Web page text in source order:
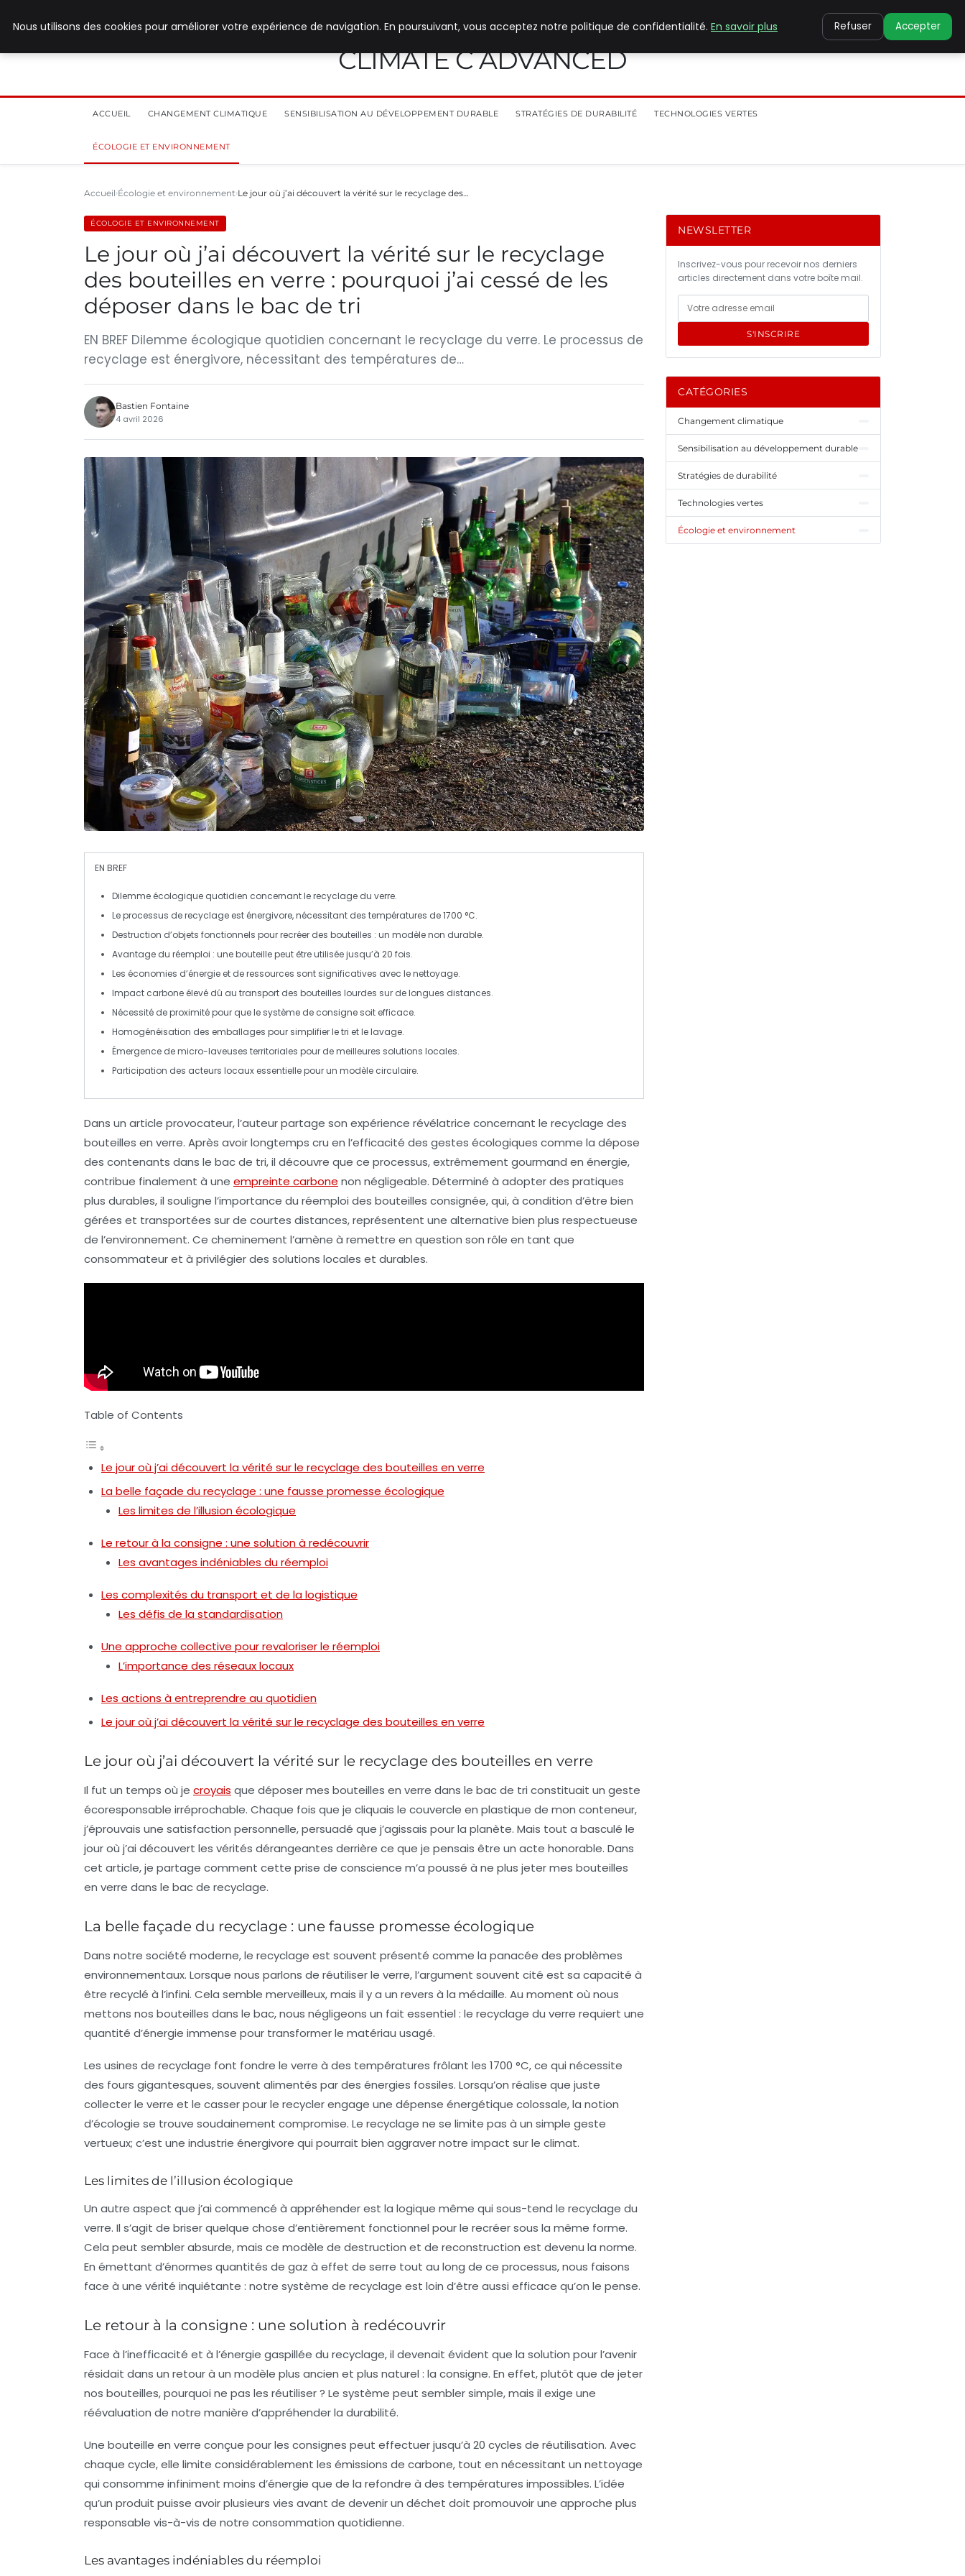
CLIMATE C ADVANCED
ACCUEIL CHANGEMENT CLIMATIQUE SENSIBILISATION AU DÉVELOPPEMENT DURABLE STRATÉGIES DE DURABILITÉ TECHNOLOGIES VERTES
ÉCOLOGIE ET ENVIRONNEMENT
Accueil Écologie et environnement Le jour où j’ai découvert la vérité sur le recyclage des…
ÉCOLOGIE ET ENVIRONNEMENT
Le jour où j’ai découvert la vérité sur le recyclage
des bouteilles en verre : pourquoi j’ai cessé de les
déposer dans le bac de tri
EN BREF Dilemme écologique quotidien concernant le recyclage du verre. Le processus de
recyclage est énergivore, nécessitant des températures de…
Bastien Fontaine
4 avril 2026
EN BREF
Dilemme écologique quotidien concernant le recyclage du verre.
Le processus derecyclage est énergivore, nécessitant des températures de1700 °C.
Destruction d’objets fonctionnels pour recréer des bouteilles : un modèlenon durable.
Avantage du réemploi : une bouteille peut être utilisée jusqu’à 20 fois.
Les économies d’énergie et de ressources sont significatives avec le nettoyage.
Impact carbone élevé dû au transport des bouteilles lourdes sur de longues distances.
Nécessité deproximitépour que le système de consigne soit efficace.
Homogénéisation des emballages pour simplifier letri et lelavage.
Émergence demicro-laveuses territoriales pour de meilleures solutions locales.
Participation des acteurs locaux essentielle pour un modèle circulaire.
Dans un article provocateur, l’auteur partage son expérience révélatrice concernant le recyclage des
bouteilles en verre. Après avoir longtemps cru en l’efficacité des gestes écologiques comme la dépose
des contenants dans le bac de tri, il découvre que ce processus, extrêmement gourmand en énergie,
contribue finalement à une empreinte carbone non négligeable. Déterminé à adopter des pratiques
plus durables, il souligne l’importance du réemploi des bouteilles consignée, qui, à condition d’être bien
gérées et transportées sur de courtes distances, représentent une alternative bien plus respectueuse
de l’environnement. Ce cheminement l’amène à remettre en question son rôle en tant que
consommateur et à privilégier des solutions locales et durables.
Table of Contents
Le jour où j’ai découvert la vérité sur le recyclage des bouteilles en verre
La belle façade du recyclage : une fausse promesse écologique
Les limites de l’illusion écologique
Le retour à la consigne : une solution à redécouvrir
Les avantages indéniables du réemploi
Les complexités du transport et de la logistique
Les défis de la standardisation
Une approche collective pour revaloriser le réemploi
L’importance des réseaux locaux
Les actions à entreprendre au quotidien
Le jour où j’ai découvert la vérité sur le recyclage des bouteilles en verre
Le jour où j’ai découvert la vérité sur le recyclage des bouteilles en verre
Il fut un temps où je croyais que déposer mes bouteilles en verre dans le bac de tri constituait un geste
écoresponsable irréprochable. Chaque fois que je cliquais le couvercle en plastique de mon conteneur,
j’éprouvais une satisfaction personnelle, persuadé que j’agissais pour la planète. Mais tout a basculé le
jour où j’ai découvert les vérités dérangeantes derrière ce que je pensais être un acte honorable. Dans
cet article, je partage comment cette prise de conscience m’a poussé à ne plus jeter mes bouteilles
en verre dans le bac de recyclage.
La belle façade du recyclage : une fausse promesse écologique
Dans notre société moderne, le recyclage est souvent présenté comme la panacée des problèmes
environnementaux. Lorsque nous parlons de réutiliser le verre, l’argument souvent cité est sa capacité à
être recyclé à l’infini. Cela semble merveilleux, mais il y a un revers à la médaille. Au moment où nous
mettons nos bouteilles dans le bac, nous négligeons un fait essentiel : le recyclage du verre requiert une
quantité d’énergie immense pour transformer le matériau usagé.
Les usines de recyclage font fondre le verre à des températures frôlant les 1700 °C, ce qui nécessite
des fours gigantesques, souvent alimentés par des énergies fossiles. Lorsqu’on réalise que juste
collecter le verre et le casser pour le recycler engage une dépense énergétique colossale, la notion
d’écologie se trouve soudainement compromise. Le recyclage ne se limite pas à un simple geste
vertueux; c’est une industrie énergivore qui pourrait bien aggraver notre impact sur le climat.
Les limites de l’illusion écologique
Un autre aspect que j’ai commencé à appréhender est la logique même qui sous-tend le recyclage du
verre. Il s’agit de briser quelque chose d’entièrement fonctionnel pour le recréer sous la même forme.
Cela peut sembler absurde, mais ce modèle de destruction et de reconstruction est devenu la norme.
En émettant d’énormes quantités de gaz à effet de serre tout au long de ce processus, nous faisons
face à une vérité inquiétante : notre système de recyclage est loin d’être aussi efficace qu’on le pense.
Le retour à la consigne : une solution à redécouvrir
Face à l’inefficacité et à l’énergie gaspillée du recyclage, il devenait évident que la solution pour l’avenir
résidait dans un retour à un modèle plus ancien et plus naturel : la consigne. En effet, plutôt que de jeter
nos bouteilles, pourquoi ne pas les réutiliser ? Le système peut sembler simple, mais il exige une
réévaluation de notre manière d’appréhender la durabilité.
Une bouteille en verre conçue pour les consignes peut effectuer jusqu’à 20 cycles de réutilisation. Avec
chaque cycle, elle limite considérablement les émissions de carbone, tout en nécessitant un nettoyage
qui consomme infiniment moins d’énergie que de la refondre à des températures impossibles. L’idée
qu’un produit puisse avoir plusieurs vies avant de devenir un déchet doit promouvoir une approche plus
responsable vis-à-vis de notre consommation quotidienne.
Les avantages indéniables du réemploi
NEWSLETTER
Inscrivez-vous pour recevoir nos derniers
articles directement dans votre boîte mail.
S'INSCRIRE
CATÉGORIES
Changement climatique
Sensibilisation au développement durable
Stratégies de durabilité
Technologies vertes
Écologie et environnement
Nous utilisons des cookies pour améliorer votre expérience de navigation. En poursuivant, vous acceptez notre politique de confidentialité. En savoir plus Refuser Accepter